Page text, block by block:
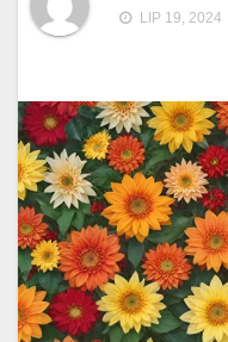
LIP 19, 2024